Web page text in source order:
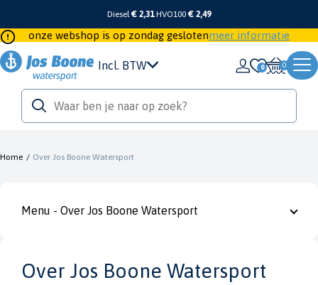
Diesel€ 2,31 HVO100 € 2,49
onze webshop is op zondag geslotenmeer informatie
Incl. BTW 0
Home / Over Jos Boone Watersport
Menu - Over Jos Boone Watersport
Over Jos Boone Watersport